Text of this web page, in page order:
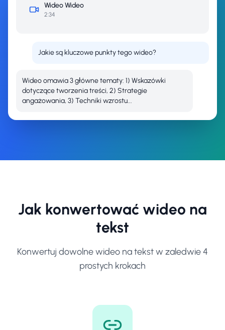
WideoWideo
2:34
Jakie są kluczowe punkty tego wideo?
Wideo omawia 3 główne tematy: 1) Wskazówki
dotyczące tworzenia treści, 2) Strategie
angażowania, 3) Techniki wzrostu...
Jak konwertować wideo na
tekst
Konwertuj dowolne wideo na tekst w zaledwie 4
prostych krokach